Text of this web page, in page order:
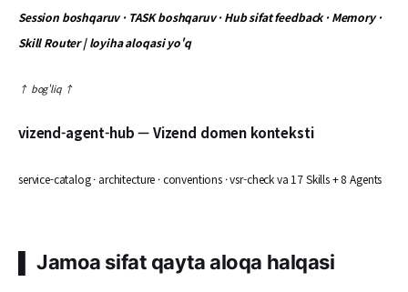
Session boshqaruv · TASK boshqaruv · Hub sifat feedback · Memory ·
Skill Router | loyiha aloqasi yo'q
↑ bog'liq ↑
vizend-agent-hub — Vizend domen konteksti
service-catalog · architecture · conventions · vsr-check va 17 Skills + 8 Agents
▌ Jamoa sifat qayta aloqa halqasi